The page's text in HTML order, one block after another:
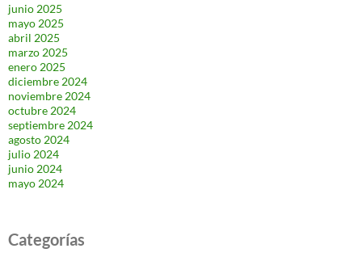
junio 2025
mayo 2025
abril 2025
marzo 2025
enero 2025
diciembre 2024
noviembre 2024
octubre 2024
septiembre 2024
agosto 2024
julio 2024
junio 2024
mayo 2024
Categorías